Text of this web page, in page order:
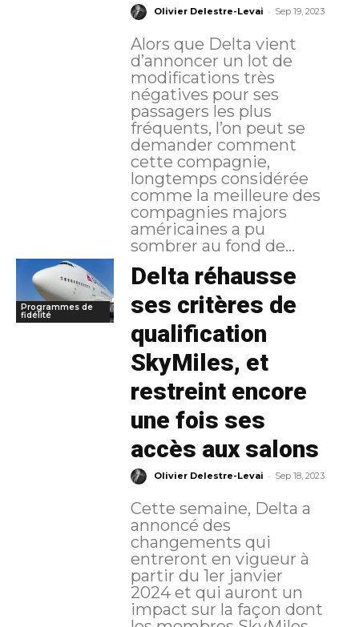
Olivier Delestre-Levai - Sep 19, 2023
Alors que Delta vient
d’annoncer un lot de
modifications très
négatives pour ses
passagers les plus
fréquents, l’on peut se
demander comment
cette compagnie,
longtemps considérée
comme la meilleure des
compagnies majors
américaines a pu
sombrer au fond de...
Programmes de
fidélité
Delta réhausse
ses critères de
qualification
SkyMiles, et
restreint encore
une fois ses
accès aux salons
Olivier Delestre-Levai - Sep 18, 2023
Cette semaine, Delta a
annoncé des
changements qui
entreront en vigueur à
partir du 1er janvier
2024 et qui auront un
impact sur la façon dont